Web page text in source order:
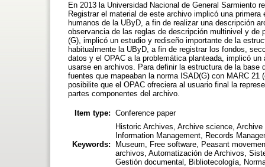
En 2013 la Universidad Nacional de General Sarmiento
Registrar el material de este archivo implicó una
humanos de la UByD, a fin de realizar una descripción
observancia de las reglas de descripción multinivel y
(G), implicó un estudio y rediseño importante de la
habitualmente la UByD, a fin de registrar los fondos,
datos y el OPAC a la problemática planteada, implicó
usarse en archivos. Para definir la estructura de la
fuentes que mapeaban la norma ISAD(G) con MARC
posibilite que el OPAC ofreciera al usuario final la
partes componentes del archivo.
Item type: Conference paper
Keywords:
Historic Archives, Archive science,
Information Management, Records
Museum, Free software, Peasant
archivos, Automatización de Archivos,
Gestión documental, Bibliotecología,